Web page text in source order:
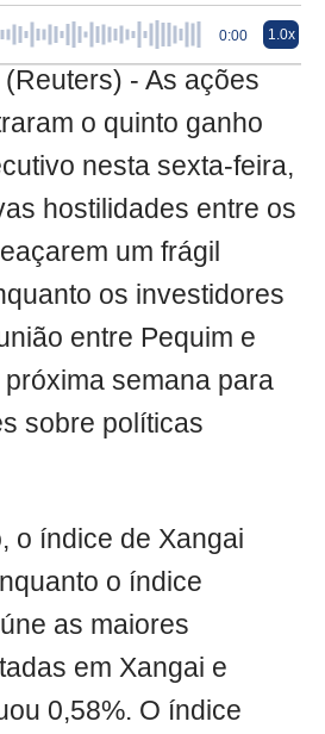
0:00 1.0x
- As ações
o quinto ganho
nesta sexta-feira,
hostilidades entre os
um frágil
os investidores
entre Pequim e
semana para
sobre políticas
o índice de Xangai
o índice
as maiores
em Xangai e
0,58%. O índice